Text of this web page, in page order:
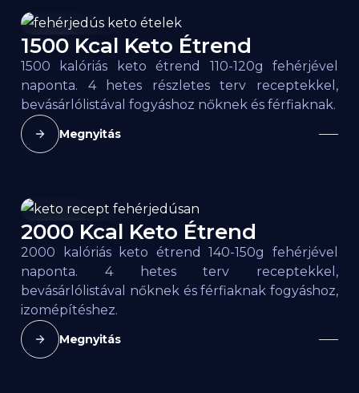
1500 kcal
1500 Kcal Keto Étrend
1500 kalóriás keto étrend 110-120g fehérjével
naponta. 4 hetes részletes terv receptekkel,
bevásárlólistával fogyáshoz nőknek és férfiaknak.
Megnyitás
2000 kcal
2000 Kcal Keto Étrend
2000 kalóriás keto étrend 140-150g fehérjével
naponta. 4 hetes terv receptekkel,
bevásárlólistával nőknek és férfiaknak fogyáshoz,
izomépítéshez.
Megnyitás